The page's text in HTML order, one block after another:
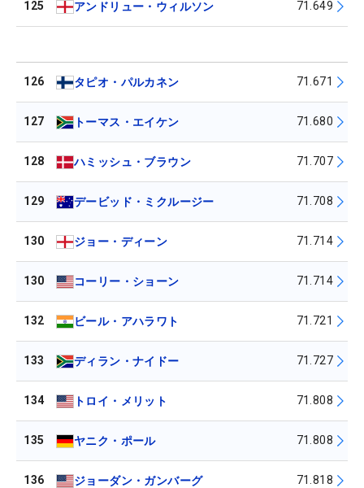
125 アンドリュー・ウィルソン 71.649
126 タピオ・パルカネン 71.671
127 トーマス・エイケン 71.680
128 ハミッシュ・ブラウン 71.707
129 デービッド・ミクルージー 71.708
130 ジョー・ディーン 71.714
130 コーリー・ショーン 71.714
132 ビール・アハラワト 71.721
133 ディラン・ナイドー 71.727
134 トロイ・メリット 71.808
135 ヤニク・ポール 71.808
136 ジョーダン・ガンバーグ 71.818